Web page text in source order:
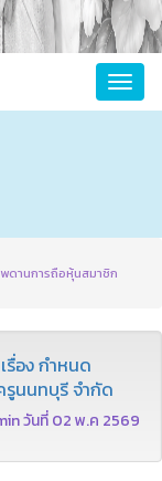
ดานการถือหุ้นสมาชิก
อง กำหนด
นนทบุรี จำกัด
วันที่ 02 พ.ค 2569